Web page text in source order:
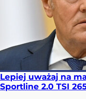
Lepiej uważaj na
Sportline 2.0 TSI